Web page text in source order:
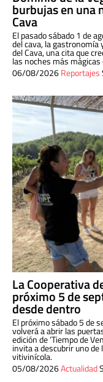
burbujas en una
Cava
El pasado sábado 1 de
del cava, la gastronomía
del Cava, una cita que
las noches más
06/08/2026Reportajes
La Cooperativa
próximo 5 de
desde dentro
El próximo sábado 5 de
volverá a abrir las
edición de ‘Tiempo de
invita a descubrir uno
vitivinícola.
05/08/2026Actualidad